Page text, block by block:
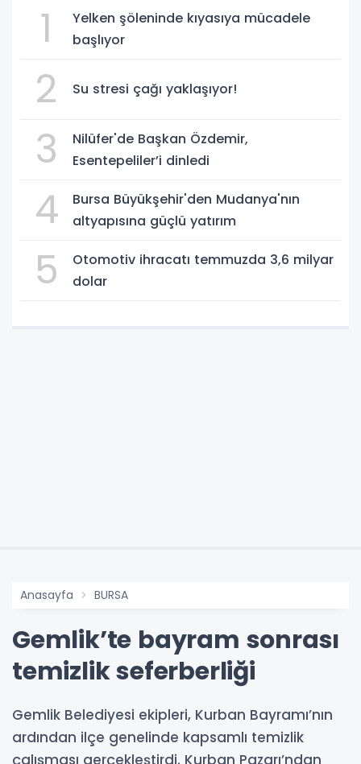
1
Yelken şöleninde kıyasıya mücadele
başlıyor
2 Su stresi çağı yaklaşıyor!
3
Nilüfer'de Başkan Özdemir,
Esentepeliler’i dinledi
4
Bursa Büyükşehir'den Mudanya'nın
altyapısına güçlü yatırım
5
Otomotiv ihracatı temmuzda 3,6 milyar
dolar
Anasayfa BURSA
Gemlik’te bayram sonrası
temizlik seferberliği
Gemlik Belediyesi ekipleri, Kurban Bayramı’nın
ardından ilçe genelinde kapsamlı temizlik
çalışması gerçekleştirdi. Kurban Pazarı’ndan